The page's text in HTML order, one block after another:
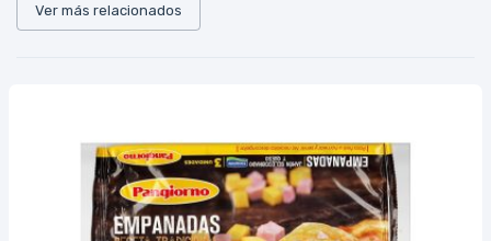
Ver más relacionados